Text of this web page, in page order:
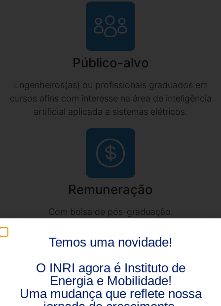
Público-alvo
Engenheiros(as) ou profissionais graduados em
cursos afins com interesse na área de inteligência
artificial aplicada a sistemas elétricos.
Remuneração
Com bolsa de pós-graduação.
Deadline
Temos uma novidade!
O INRI agora é Instituto de
Energia e Mobilidade!
Uma mudança que reflete nossa